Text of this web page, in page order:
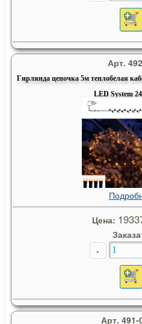
Арт.
Гирлянда цепочка 5м теплобелая
LED System
Цена:
-
Арт. 491-